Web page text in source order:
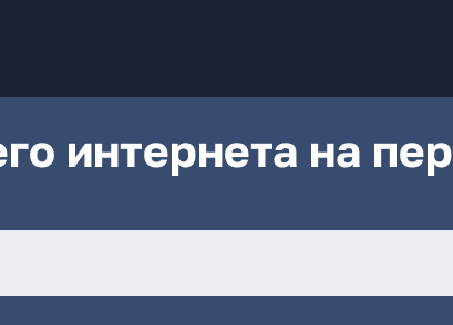
интернета на пер